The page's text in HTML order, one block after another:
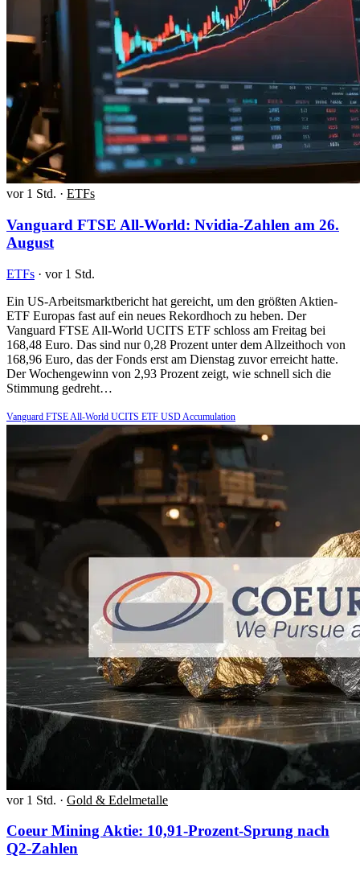
vor 1 Std. · ETFs
Vanguard FTSE All-World: Nvidia-Zahlen am 26.
August
ETFs · vor 1 Std.
Ein US-Arbeitsmarktbericht hat gereicht, um den größten Aktien-
ETF Europas fast auf ein neues Rekordhoch zu heben. Der
Vanguard FTSE All-World UCITS ETF schloss am Freitag bei
168,48 Euro. Das sind nur 0,28 Prozent unter dem Allzeithoch von
168,96 Euro, das der Fonds erst am Dienstag zuvor erreicht hatte.
Der Wochengewinn von 2,93 Prozent zeigt, wie schnell sich die
Stimmung gedreht…
Vanguard FTSE All-World UCITS ETF USD Accumulation
vor 1 Std. · Gold & Edelmetalle
Coeur Mining Aktie: 10,91-Prozent-Sprung nach
Q2-Zahlen